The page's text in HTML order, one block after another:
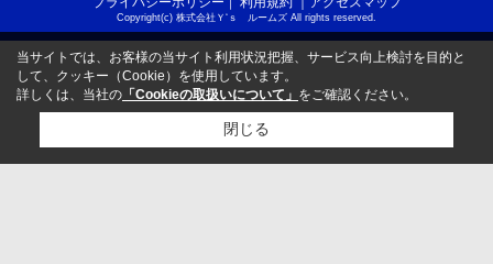
Copyright(c) 株式会社Ｙ‘ｓ ルームズ All rights reserved.
当サイトでは、お客様の当サイト利用状況把握、サービス向上検討を目的と
して、クッキー（Cookie）を使用しています。
詳しくは、当社の 「Cookieの取扱いについて」 をご確認ください。
閉じる